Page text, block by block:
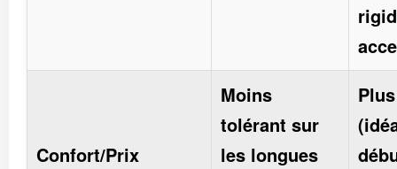
Confort/Prix
Moins
tolérant sur
les longues